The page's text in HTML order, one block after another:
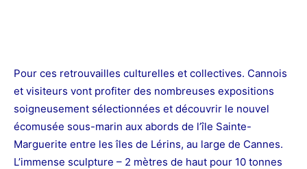
Pour ces retrouvailles culturelles et collectives. Cannois
et visiteurs vont profiter des nombreuses expositions
soigneusement sélectionnées et découvrir le nouvel
écomusée sous-marin aux abords de l’île Sainte-
Marguerite entre les îles de Lérins, au large de Cannes.
L’immense sculpture – 2 mètres de haut pour 10 tonnes